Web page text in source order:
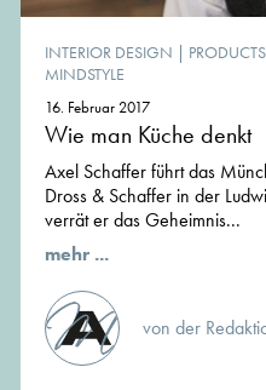
INTERIOR DESIGN |
MINDSTYLE
16. Februar 2017
Wie man Küche denkt
Axel Schaffer führt das
Dross & Schaffer in der
verrät er das Geheimnis...
mehr ...
von der